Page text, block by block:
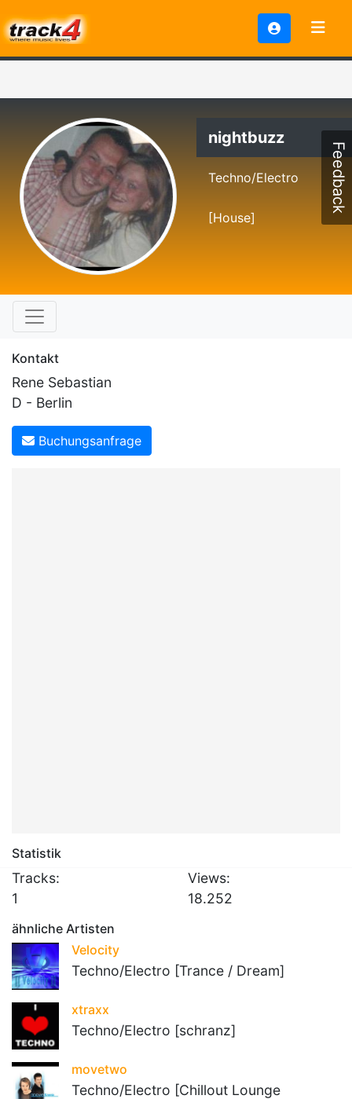
nightbuzz
Techno/Electro
[House]
Kontakt
Rene Sebastian
D - Berlin
Buchungsanfrage
Statistik
Tracks:
1
Views:
18.252
ähnliche Artisten
Velocity
Techno/Electro [Trance / Dream]
xtraxx
Techno/Electro [schranz]
movetwo
Techno/Electro [Chillout Lounge
Feedback